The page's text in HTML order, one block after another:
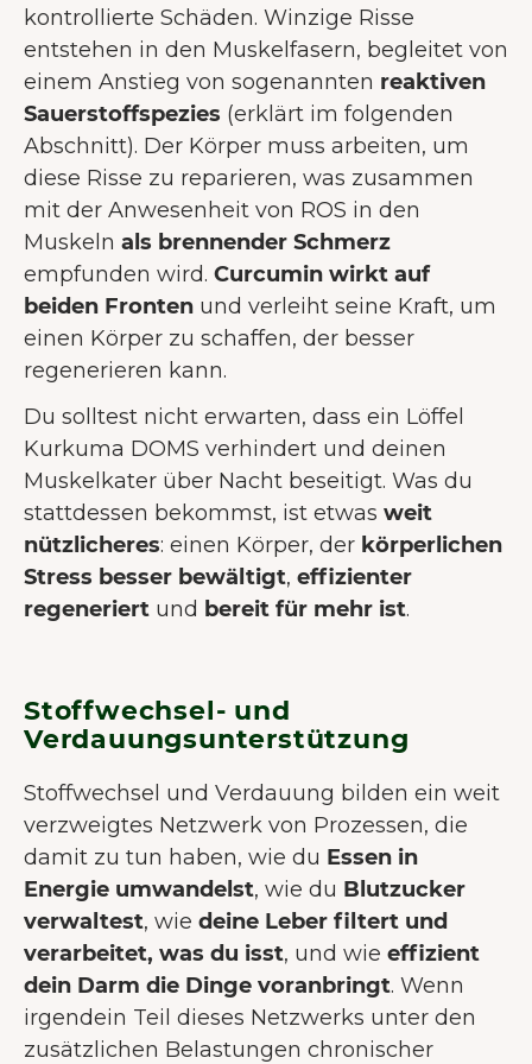
kontrollierte Schäden. Winzige Risse
entstehen in den Muskelfasern, begleitet von
einem Anstieg von sogenannten reaktiven
Sauerstoffspezies (erklärt im folgenden
Abschnitt). Der Körper muss arbeiten, um
diese Risse zu reparieren, was zusammen
mit der Anwesenheit von ROS in den
Muskeln als brennender Schmerz
empfunden wird. Curcumin wirkt auf
beiden Fronten und verleiht seine Kraft, um
einen Körper zu schaffen, der besser
regenerieren kann.
Du solltest nicht erwarten, dass ein Löffel
Kurkuma DOMS verhindert und deinen
Muskelkater über Nacht beseitigt. Was du
stattdessen bekommst, ist etwas weit
nützlicheres: einen Körper, der körperlichen
Stress besser bewältigt, effizienter
regeneriert und bereit für mehr ist.
Stoffwechsel- und
Verdauungsunterstützung
Stoffwechsel und Verdauung bilden ein weit
verzweigtes Netzwerk von Prozessen, die
damit zu tun haben, wie du Essen in
Energie umwandelst, wie du Blutzucker
verwaltest, wie deine Leber filtert und
verarbeitet, was du isst, und wie effizient
dein Darm die Dinge voranbringt. Wenn
irgendein Teil dieses Netzwerks unter den
zusätzlichen Belastungen chronischer